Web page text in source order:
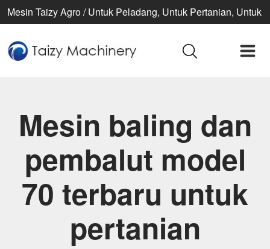
Mesin Taizy Agro / Untuk Peladang, Untuk Pertanian, Untuk
Mesin baling dan
pembalut model
70 terbaru untuk
pertanian